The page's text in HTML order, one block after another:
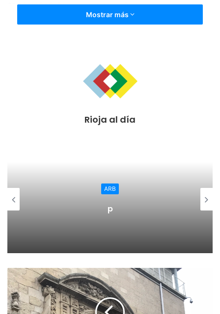
01:00 HORAS. Plaza de la Iglesia. Ginkana a cargo de la
Peña Juvenil Rinconera
11:30 HORAS. River Ebro – Yagüe (JUVENIL TERRITORIAL)
12:00 HORAS. Misa del Patrón y Procesión Ronda de jotas
13:00 HORAS. Charanga La Pacheca por las calles
16:30 a 18:00 HORAS. TORO DE SAN MIGUEL. Ganadería
18:00 HORAS. Plaza Gallarza. DEGUSTACIÓN. Setas a la
plancha. QUINTOS 2001
18:45 a 20:30 HORAS. Encierro de toros
00:00 HORAS. Plaza Gallarza. CONCIERTO con los grupos
CUARENTENA y ASSFACE
03:00 HORAS. Charanga La Pacheca
Mostrar más
Rioja al día
ARB
p